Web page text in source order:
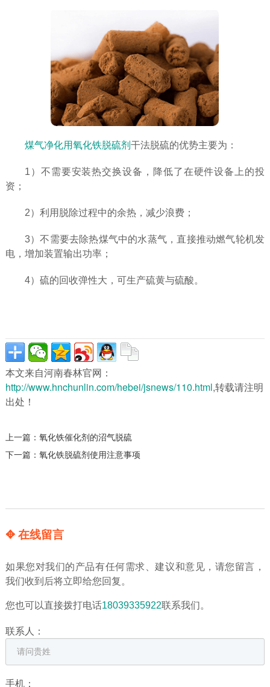
煤气净化用氧化铁脱硫剂 干法脱硫的优势主要为：
1）不需要安装热交换设备，降低了在硬件设备上的投
资；
2）利用脱除过程中的余热，减少浪费；
3）不需要去除热煤气中的水蒸气，直接推动燃气轮机发
电，增加装置输出功率；
4）硫的回收弹性大，可生产硫黄与硫酸。
本文来自河南春林官网：
http://www.hnchunlin.com/hebei/jsnews/110.html,转载请注明
出处！
上一篇： 氧化铁催化剂的沼气脱硫
下一篇： 氧化铁脱硫剂使用注意事项
✥ 在线留言
如果您对我们的产品有任何需求、建议和意见，请您留言，
我们收到后将立即给您回复。
您也可以直接拨打电话18039335922联系我们。
联系人：
手机：